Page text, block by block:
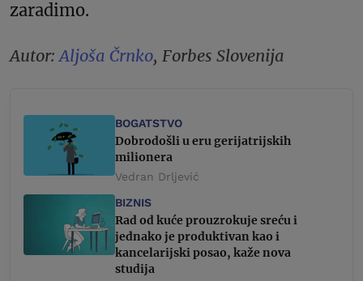
zaradimo.
Autor:Aljoša Črnko, Forbes Slovenija
BOGATSTVO
Dobrodošli u eru gerijatrijskih
milionera
Vedran Drljević
BIZNIS
Rad od kuće prouzrokuje sreću i
jednako je produktivan kao i
kancelarijski posao, kaže nova
studija